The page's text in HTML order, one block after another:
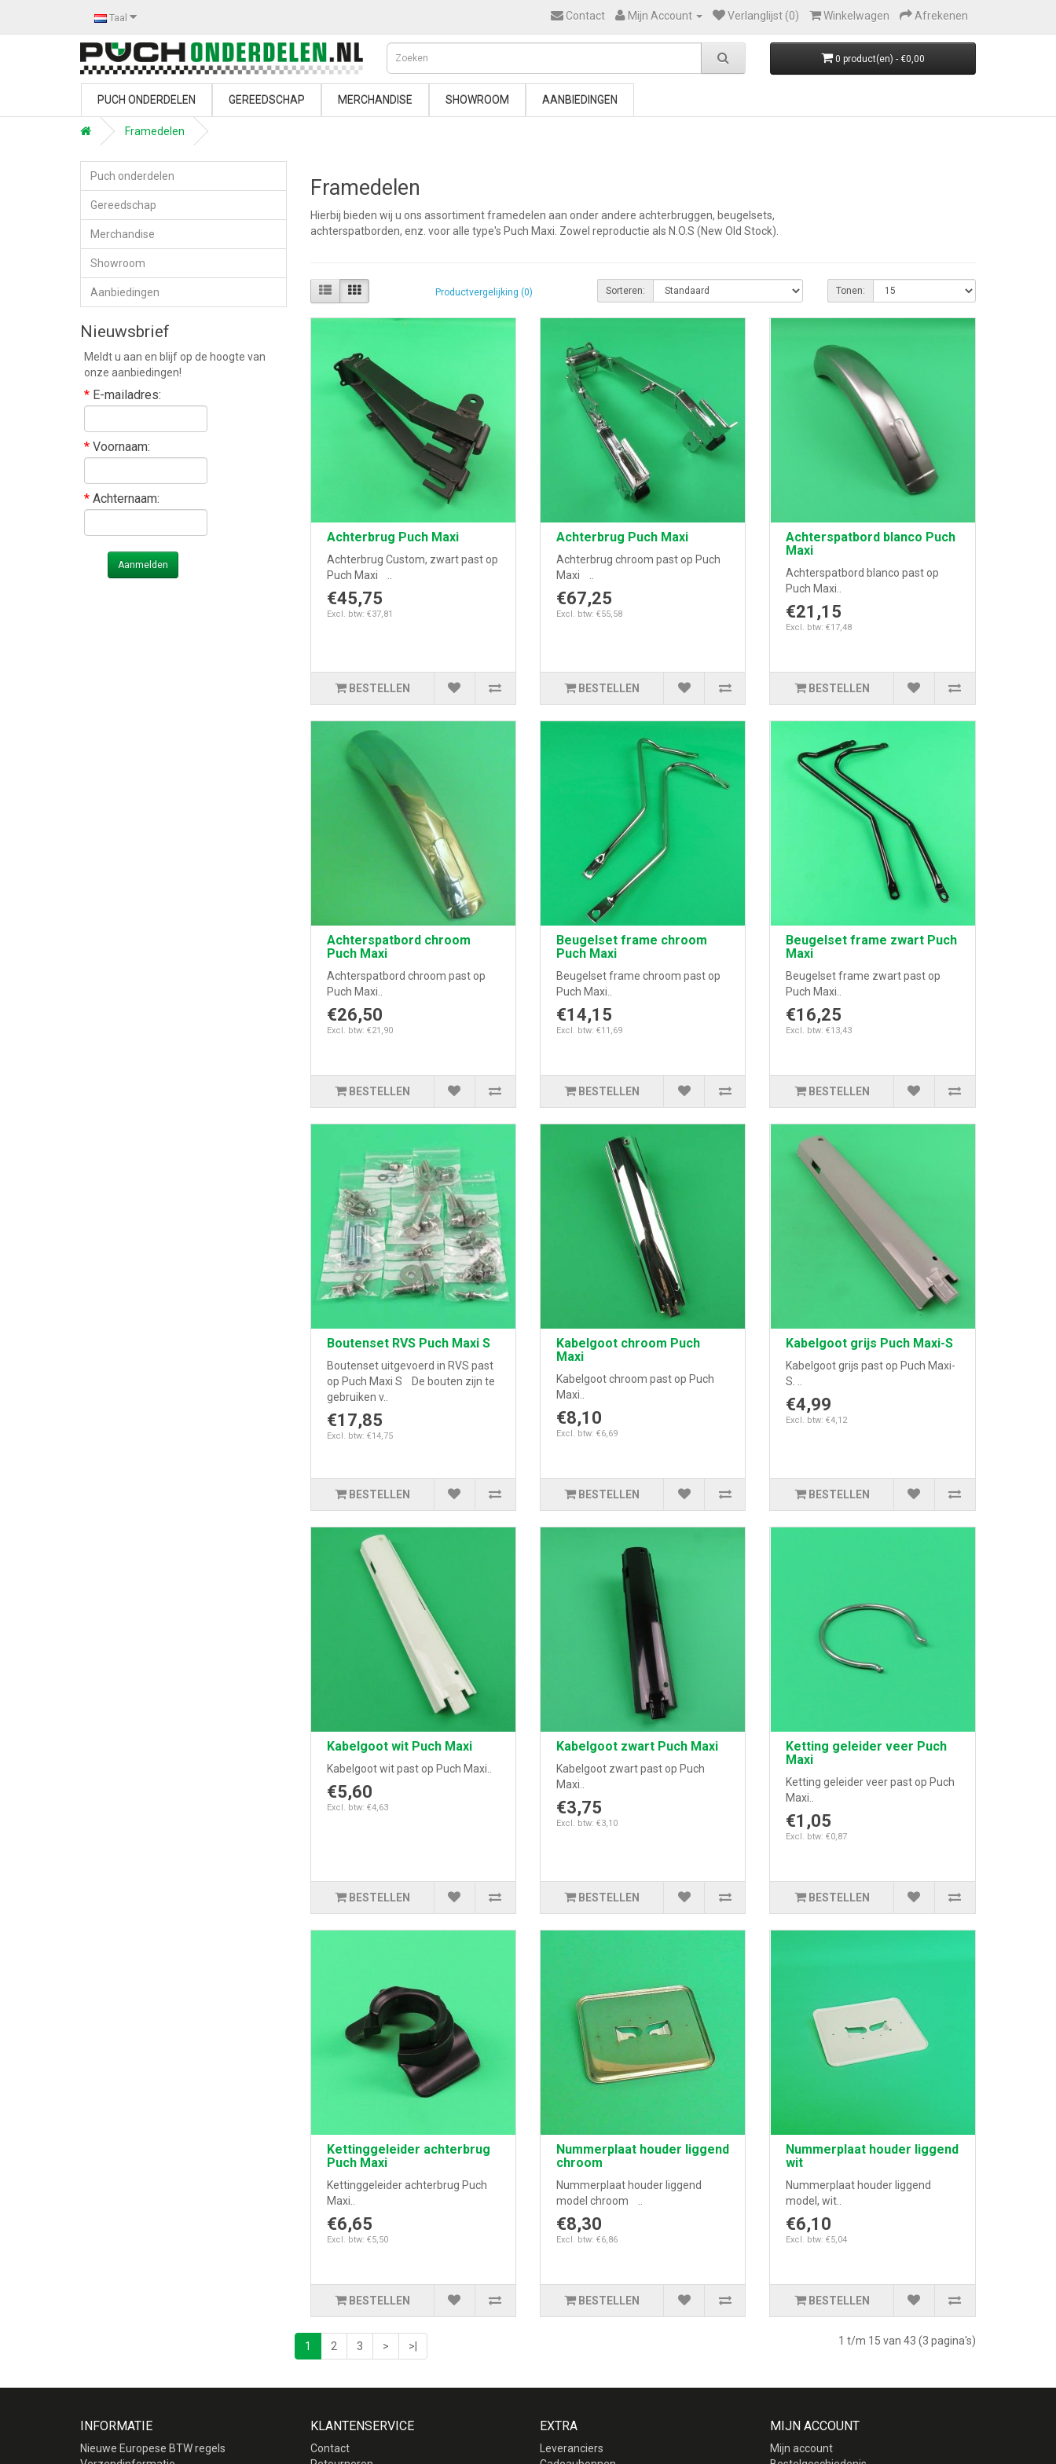
Taal Contact Mijn Account Verlanglijst (0) Winkelwagen Afrekenen
0 product(en) - €0,00
PUCH ONDERDELEN GEREEDSCHAP MERCHANDISE SHOWROOM AANBIEDINGEN
Framedelen
Puch onderdelen
Gereedschap
Merchandise
Showroom
Aanbiedingen
Nieuwsbrief
Meldt u aan en blijf op de hoogte van
onze aanbiedingen!
* E-mailadres:
* Voornaam:
* Achternaam:
Aanmelden
Framedelen
Hierbij bieden wij u ons assortiment framedelen aan onder andere achterbruggen, beugelsets,
achterspatborden, enz. voor alle type's Puch Maxi. Zowel reproductie als N.O.S (New Old Stock).
Productvergelijking (0) Sorteren: Tonen:
Achterbrug Puch Maxi
Achterbrug Custom, zwart past op
Puch Maxi ..
€45,75
Excl. btw: €37,81
BESTELLEN
Achterbrug Puch Maxi
Achterbrug chroom past op Puch
Maxi ..
€67,25
Excl. btw: €55,58
BESTELLEN
Achterspatbord blanco Puch
Maxi
Achterspatbord blanco past op
Puch Maxi..
€21,15
Excl. btw: €17,48
BESTELLEN
Achterspatbord chroom
Puch Maxi
Achterspatbord chroom past op
Puch Maxi..
€26,50
Excl. btw: €21,90
BESTELLEN
Beugelset frame chroom
Puch Maxi
Beugelset frame chroom past op
Puch Maxi..
€14,15
Excl. btw: €11,69
BESTELLEN
Beugelset frame zwart Puch
Maxi
Beugelset frame zwart past op
Puch Maxi..
€16,25
Excl. btw: €13,43
BESTELLEN
Boutenset RVS Puch Maxi S
Boutenset uitgevoerd in RVS past
op Puch Maxi S De bouten zijn te
gebruiken v..
€17,85
Excl. btw: €14,75
BESTELLEN
Kabelgoot chroom Puch
Maxi
Kabelgoot chroom past op Puch
Maxi..
€8,10
Excl. btw: €6,69
BESTELLEN
Kabelgoot grijs Puch Maxi-S
Kabelgoot grijs past op Puch Maxi-
S. ..
€4,99
Excl. btw: €4,12
BESTELLEN
Kabelgoot wit Puch Maxi
Kabelgoot wit past op Puch Maxi..
€5,60
Excl. btw: €4,63
BESTELLEN
Kabelgoot zwart Puch Maxi
Kabelgoot zwart past op Puch
Maxi..
€3,75
Excl. btw: €3,10
BESTELLEN
Ketting geleider veer Puch
Maxi
Ketting geleider veer past op Puch
Maxi..
€1,05
Excl. btw: €0,87
BESTELLEN
Kettinggeleider achterbrug
Puch Maxi
Kettinggeleider achterbrug Puch
Maxi..
€6,65
Excl. btw: €5,50
BESTELLEN
Nummerplaat houder liggend
chroom
Nummerplaat houder liggend
model chroom ..
€8,30
Excl. btw: €6,86
BESTELLEN
Nummerplaat houder liggend
wit
Nummerplaat houder liggend
model, wit..
€6,10
Excl. btw: €5,04
BESTELLEN
1 2 3 > >| 1 t/m 15 van 43 (3 pagina's)
INFORMATIE
Nieuwe Europese BTW regels
KLANTENSERVICE
Contact
EXTRA
Leveranciers
MIJN ACCOUNT
Mijn account